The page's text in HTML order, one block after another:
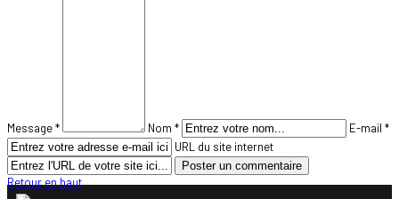
Message * Nom *
E-mail *
URL du site internet
Retour en haut